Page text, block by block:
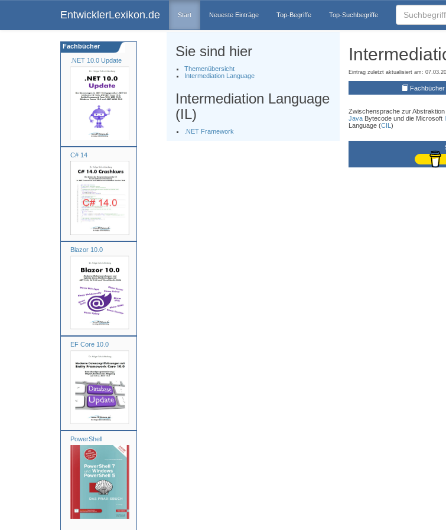
EntwicklerLexikon.de Start Neueste Einträge Top-Begriffe Top-Suchbegriffe
.NET 10.0 Update
C# 14
Blazor 10.0
EF Core 10.0
PowerShell
Fachbücher Sie sind hier
Themenübersicht
Intermediation Language
Intermediation Language
(IL)
.NET Framework
Eintrag zuletzt aktualisiert am:
Zwischensprache zur
JavaBytecode und die Microsoft
Language (CIL )